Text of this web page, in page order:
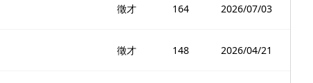
徵才 164 2026/07/03
徵才 148 2026/04/21